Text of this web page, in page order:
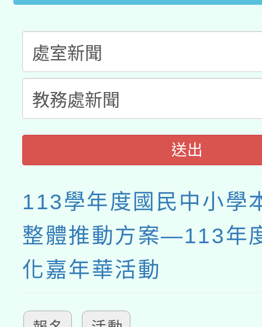
送出
113學年度國民中小學
整體推動方案―113年
化嘉年華活動